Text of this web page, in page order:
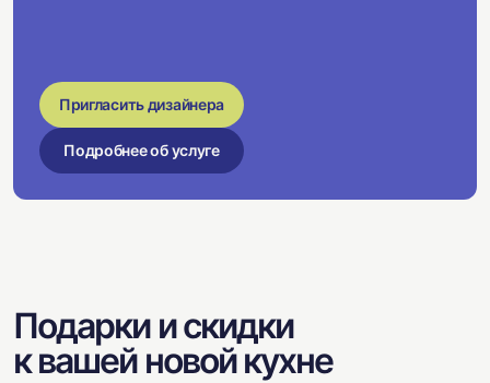
Пригласить дизайнера
Подробнее об услуге
Подарки и скидки
к вашей новой кухне